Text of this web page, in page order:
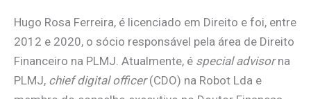
Hugo Rosa Ferreira, é licenciado em Direito e foi, entre
2012 e 2020, o sócio responsável pela área de Direito
Financeiro na PLMJ. Atualmente, é special advisorna
PLMJ, chief digital officer(CDO) na Robot Lda e